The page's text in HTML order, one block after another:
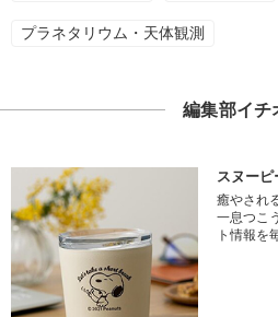
プラネタリウム・天体観測
編集部イチ
スヌー
癒やされ
一息つこ
ト情報を